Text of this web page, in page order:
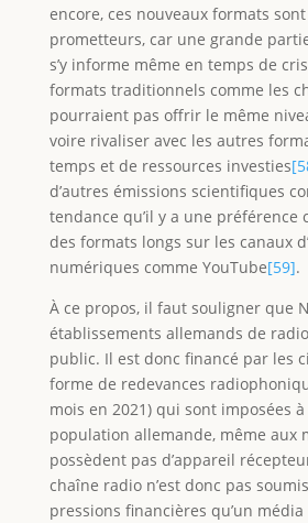
encore, ces nouveaux formats
prometteurs, car une grande
s’y informe même en temps de
formats traditionnels comme les
pourraient pas offrir le même
voire rivaliser avec les autres
temps et de ressources investies
d’autres émissions scientifiques
tendance qu’il y a une préférence
des formats longs sur les canaux
numériques comme YouTube[59].
À ce propos, il faut souligner que
établissements allemands de
public. Il est donc financé par les
forme de redevances
mois en 2021) qui sont imposées
population allemande, même aux
possèdent pas d’appareil
chaîne radio n’est donc pas
pressions financières qu’un